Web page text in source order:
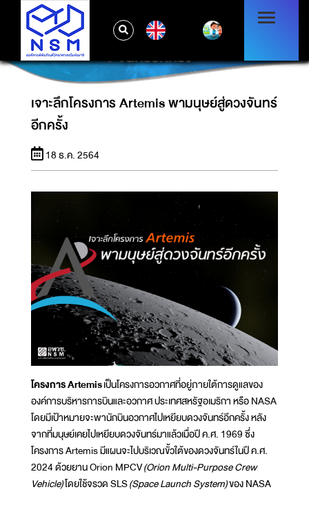
เจาะลึกโครงการ ARTEMIS พามนุษย์สู่ดวง
จันทร์อีกครั้ง
เจาะลึกโครงการ Artemis พามนุษย์สู่ดวงจันทร์
อีกครั้ง
18 ธ.ค. 2564
โครงการ Artemisเป็นโครงการอวกาศที่อยู่ภายใต้การดูแลของ
องค์การบริหารการบินและอวกาศ ประเทศสหรัฐอเมริกา หรือ NASA
โดยมีเป้าหมายจะพานักบินอวกาศไปเหยียบดวงจันทร์อีกครั้ง หลัง
จากที่มนุษย์เคยไปเหยียบดวงจันทร์มาแล้วเมื่อปี ค.ศ. 1969 ซึ่ง
โครงการ Artemis มีแผนจะไปบริเวณขั้วใต้ของดวงจันทร์ในปี ค.ศ.
2024 ด้วยยาน Orion MPCV(Orion Multi-Purpose Crew
Vehicle)โดยใช้จรวด SLS(Space Launch System)ของ NASA